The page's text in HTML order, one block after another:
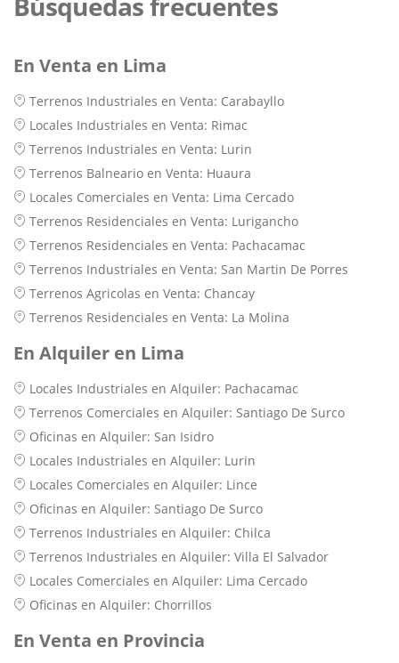
En Venta en Lima
Terrenos Industriales en Venta: Carabayllo
Locales Industriales en Venta: Rimac
Terrenos Industriales en Venta: Lurin
Terrenos Balneario en Venta: Huaura
Locales Comerciales en Venta: Lima Cercado
Terrenos Residenciales en Venta: Lurigancho
Terrenos Residenciales en Venta: Pachacamac
Terrenos Industriales en Venta: San Martin De Porres
Terrenos Agricolas en Venta: Chancay
Terrenos Residenciales en Venta: La Molina
En Alquiler en Lima
Locales Industriales en Alquiler: Pachacamac
Terrenos Comerciales en Alquiler: Santiago De Surco
Oficinas en Alquiler: San Isidro
Locales Industriales en Alquiler: Lurin
Locales Comerciales en Alquiler: Lince
Oficinas en Alquiler: Santiago De Surco
Terrenos Industriales en Alquiler: Chilca
Terrenos Industriales en Alquiler: Villa El Salvador
Locales Comerciales en Alquiler: Lima Cercado
Oficinas en Alquiler: Chorrillos
En Venta en Provincia